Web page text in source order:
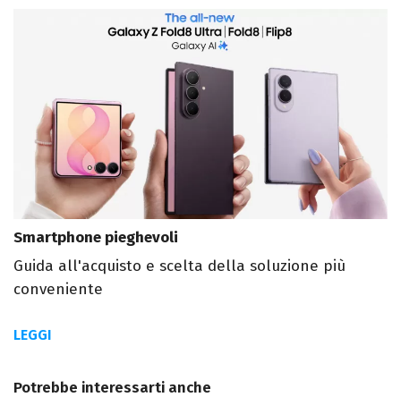
Smartphone pieghevoli
Guida all'acquisto e scelta della soluzione più
conveniente
LEGGI
Potrebbe interessarti anche